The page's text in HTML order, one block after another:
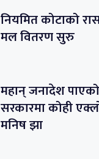
नियमित कोटाको
मल वितरण सुरु
महान् जनादेश पाएको
सरकारमा कोही
मनिष झा